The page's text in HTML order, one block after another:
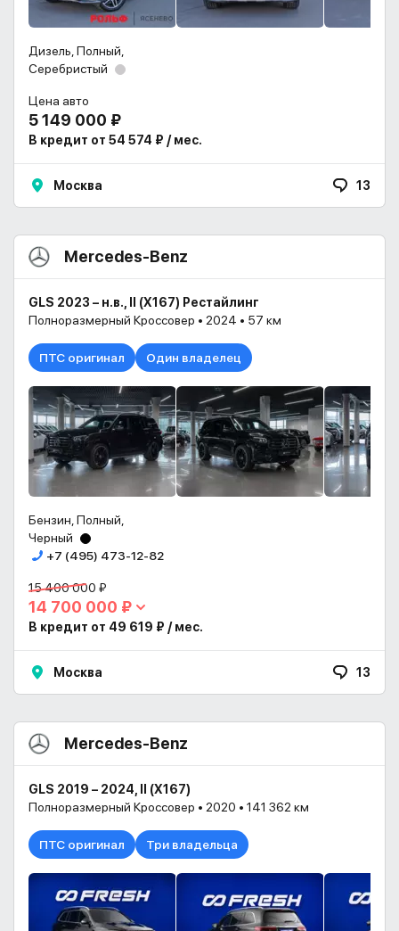
Дизель, Полный,
Серебристый
Цена авто
5 149 000 ₽
В кредит от 54 574 ₽ / мес.
Москва 13
Mercedes-Benz
GLS 2023 – н.в., II (X167) Рестайлинг
Полноразмерный Кроссовер • 2024 • 57 км
ПТС оригинал Один владелец
Бензин, Полный,
Черный
+7 (495) 473-12-82
15 400 000 ₽
14 700 000 ₽
В кредит от 49 619 ₽ / мес.
Москва 13
Mercedes-Benz
GLS 2019 – 2024, II (X167)
Полноразмерный Кроссовер • 2020 • 141 362 км
ПТС оригинал Три владельца